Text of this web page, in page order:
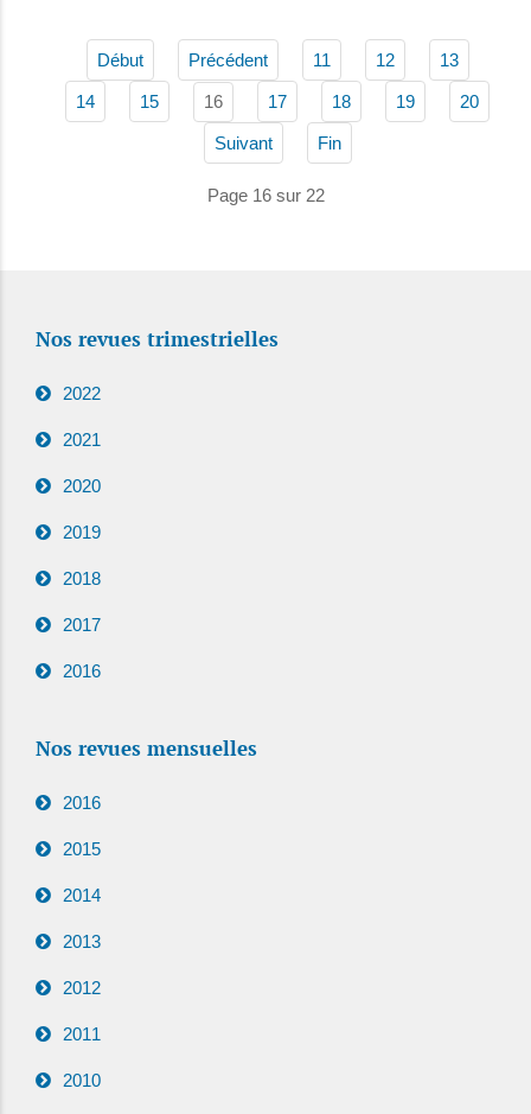
Début Précédent 11 12 13
14 15 16 17 18 19 20
Suivant Fin
Page 16 sur 22
Nos revues trimestrielles
2022
2021
2020
2019
2018
2017
2016
Nos revues mensuelles
2016
2015
2014
2013
2012
2011
2010